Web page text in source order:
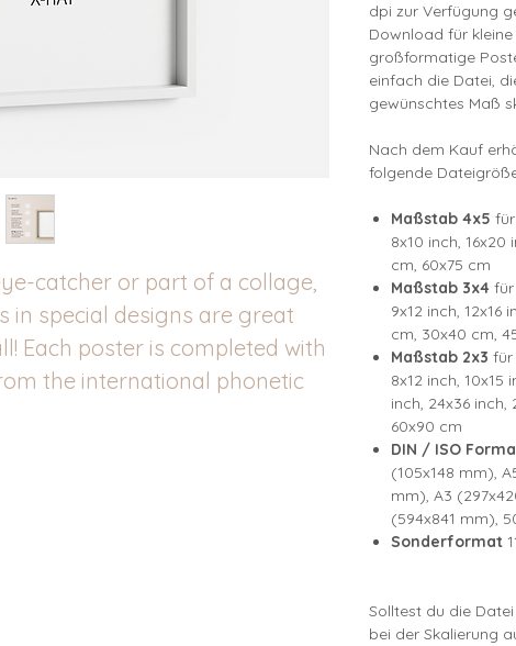
catcher or part of a collage,
in special designs are great
Each poster is completed with
the international phonetic
dpi zur Verfügung
Download für
großformatige
einfach die Datei,
gewünschtes Maß
Nach dem Kauf
folgende
Maßstab 4x5
8x10 inch,
cm, 60x75 cm
Maßstab 3x4 für
9x12 inch, 12x16
cm, 30x40 cm,
Maßstab 2x3 für
8x12 inch, 10x15
inch, 24x36
60x90 cm
DIN / ISO
(105x148 mm),
mm), A3
(594x841 mm),
Sonderformat
Solltest du die
bei der Skalierung